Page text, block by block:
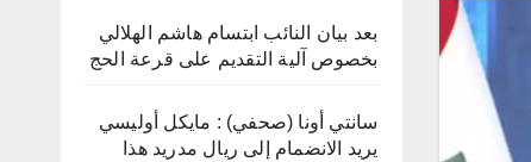
بعد بيان النائب ابتسام هاشم الهلالي
بخصوص آلية التقديم على قرعة الحج
سانتي أونا (صحفي) : مايكل أوليسي
يريد الانضمام إلى ريال مدريد هذا